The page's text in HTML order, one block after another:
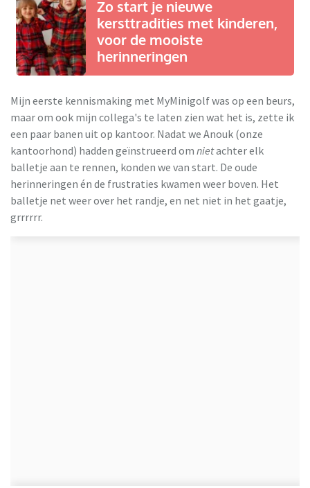
Zo start je nieuwe
kersttradities met kinderen,
voor de mooiste
herinneringen
Mijn eerste kennismaking met MyMinigolf was op een beurs,
maar om ook mijn collega's te laten zien wat het is, zette ik
een paar banen uit op kantoor. Nadat we Anouk (onze
kantoorhond) hadden geïnstrueerd om nietachter elk
balletje aan te rennen, konden we van start. De oude
herinneringen én de frustraties kwamen weer boven. Het
balletje net weer over het randje, en net niet in het gaatje,
grrrrrr.